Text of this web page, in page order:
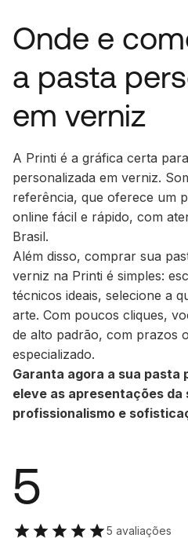
Onde e
a pasta
em verniz
A Printi é a gráfica certa
personalizada em verniz.
referência, que oferece um
online fácil e rápido, com
Brasil.
Além disso, comprar sua
verniz na Printi é simples:
técnicos ideais, selecione a
arte. Com poucos cliques,
de alto padrão, com prazos
especializado.
Garanta agora a sua pasta
eleve as apresentações da
profissionalismo e
5
5 avaliações